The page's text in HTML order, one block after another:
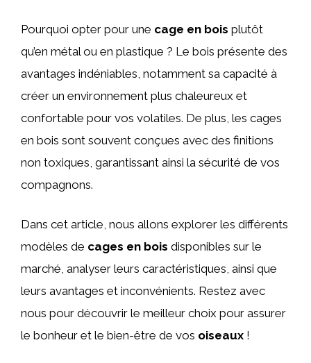
Pourquoi opter pour une cage en bois plutôt
qu’en métal ou en plastique ? Le bois présente des
avantages indéniables, notamment sa capacité à
créer un environnement plus chaleureux et
confortable pour vos volatiles. De plus, les cages
en bois sont souvent conçues avec des finitions
non toxiques, garantissant ainsi la sécurité de vos
compagnons.
Dans cet article, nous allons explorer les différents
modèles de cages en bois disponibles sur le
marché, analyser leurs caractéristiques, ainsi que
leurs avantages et inconvénients. Restez avec
nous pour découvrir le meilleur choix pour assurer
le bonheur et le bien-être de vos oiseaux !